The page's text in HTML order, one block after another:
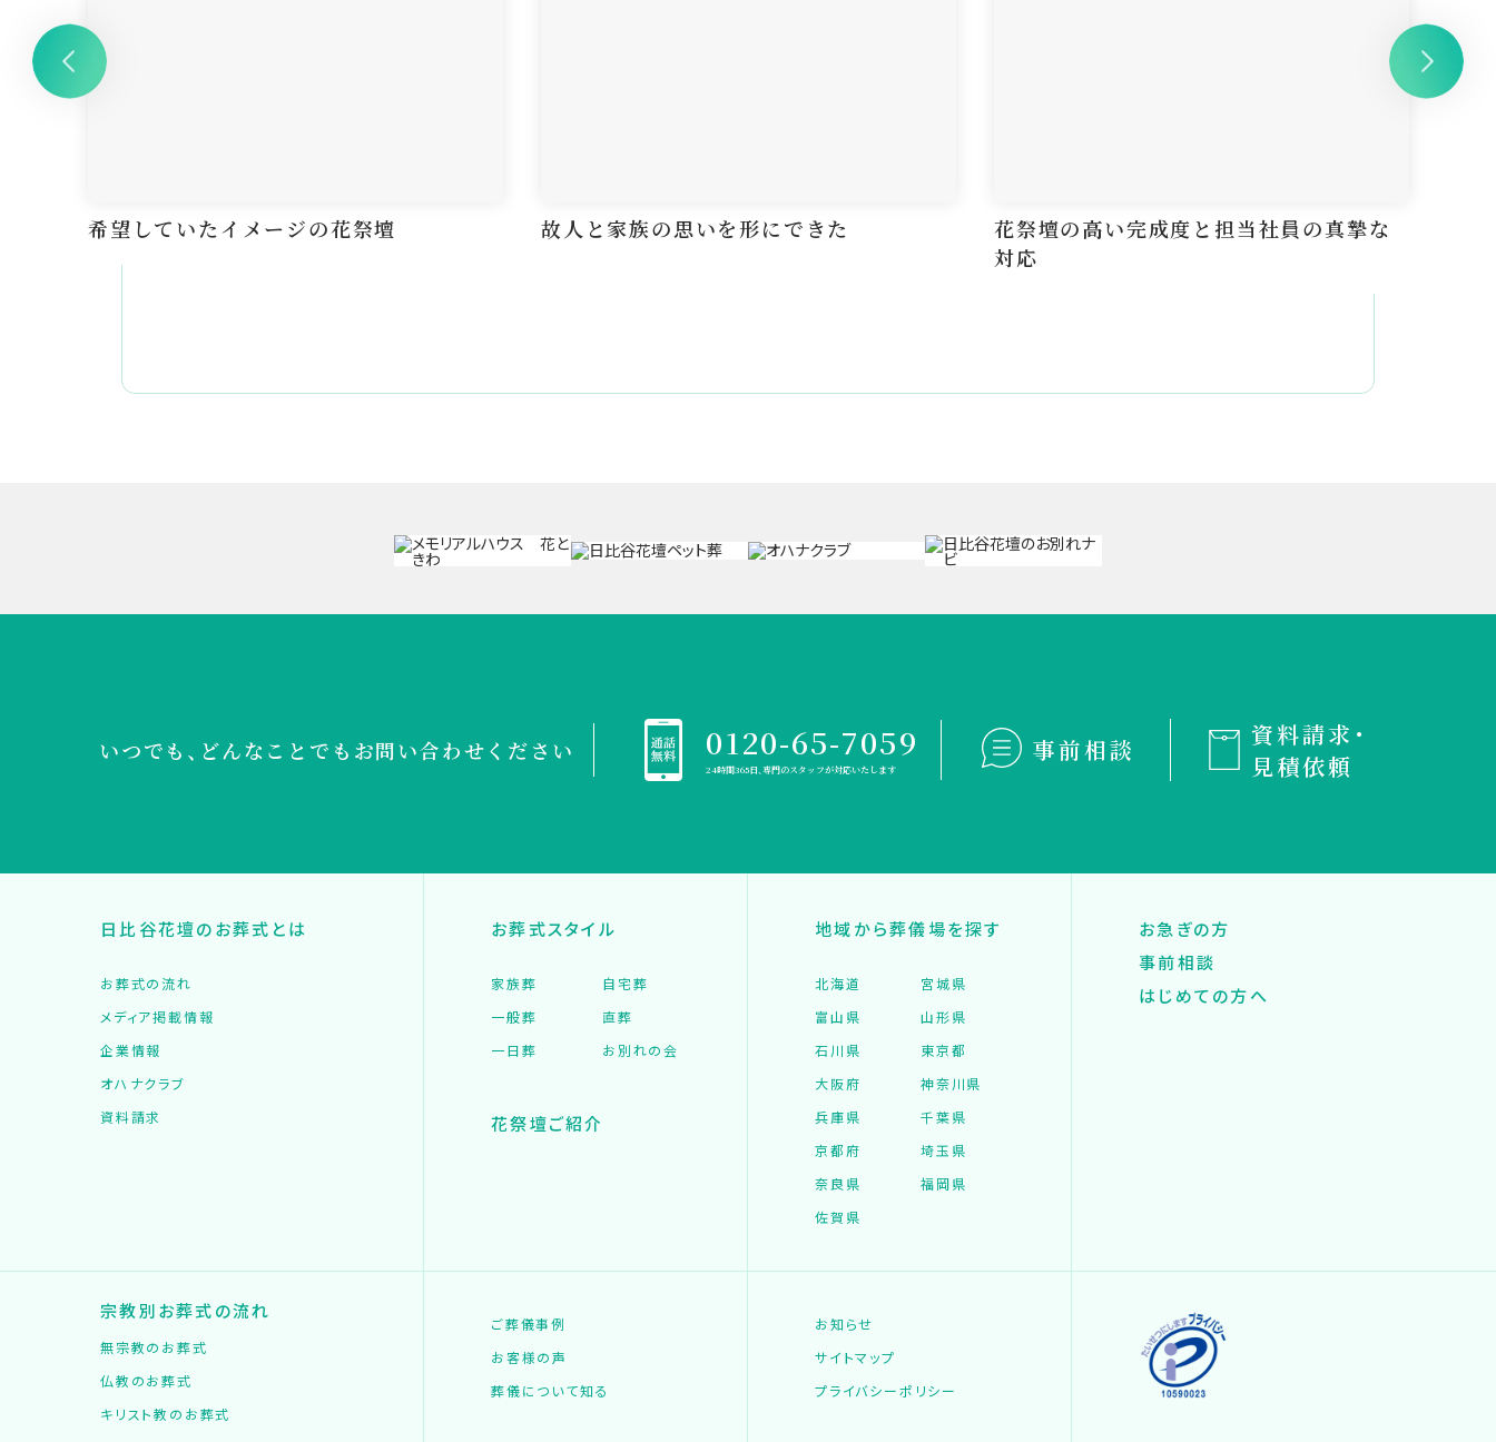
希望していたイメージの花祭壇 故人と家族の思いを形にできた
花祭壇の高い完成度と担当社員の真摯な
対応
いつでも、どんなことでも お問い合わせください 0120-65-7059
24時間365日、専門のスタッフが対応いたします
事前相談
資料請求・
見積依頼
日比谷花壇のお葬式とは
お葬式の流れ
メディア掲載情報
企業情報
オハナクラブ
資料請求
お葬式スタイル
家族葬
自宅葬
一般葬
直葬
一日葬
お別れの会
花祭壇ご紹介
地域から葬儀場を探す
北海道
宮城県
富山県
山形県
石川県
東京都
大阪府
神奈川県
兵庫県
千葉県
京都府
埼玉県
奈良県
福岡県
佐賀県
お急ぎの方
事前相談
はじめての方へ
宗教別お葬式の流れ
無宗教のお葬式
仏教のお葬式
キリスト教のお葬式
ご葬儀事例
お客様の声
葬儀について知る
お知らせ
サイトマップ
プライバシーポリシー